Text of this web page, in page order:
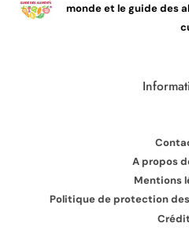
monde et le guide des
A propos
Mentions
Politique de protection